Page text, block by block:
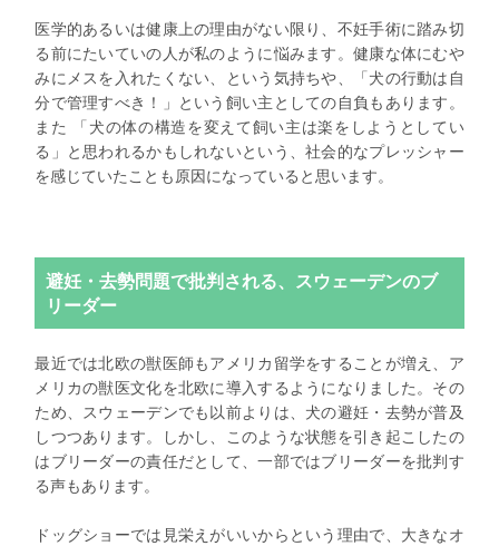
医学的あるいは健康上の理由がない限り、不妊手術に踏み切
る前にたいていの人が私のように悩みます。健康な体にむや
みにメスを入れたくない、という気持ちや、「犬の行動は自
分で管理すべき！」という飼い主としての自負もあります。
また 「犬の体の構造を変えて飼い主は楽をしようとしてい
る」と思われるかもしれないという、社会的なプレッシャー
を感じていたことも原因になっていると思います。
避妊・去勢問題で批判される、スウェーデンのブ
リーダー
最近では北欧の獣医師もアメリカ留学をすることが増え、ア
メリカの獣医文化を北欧に導入するようになりました。その
ため、スウェーデンでも以前よりは、犬の避妊・去勢が普及
しつつあります。しかし、このような状態を引き起こしたの
はブリーダーの責任だとして、一部ではブリーダーを批判す
る声もあります。
ドッグショーでは見栄えがいいからという理由で、大きなオ